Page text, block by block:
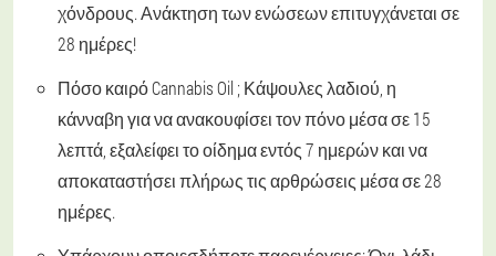
χόνδρους. Ανάκτηση των ενώσεων επιτυγχάνεται σε
28 ημέρες!
Πόσο καιρό Cannabis Oil ;Κάψουλες λαδιού, η
κάνναβη για να ανακουφίσει τον πόνο μέσα σε 15
λεπτά, εξαλείφει το οίδημα εντός 7 ημερών και να
αποκαταστήσει πλήρως τις αρθρώσεις μέσα σε 28
ημέρες.